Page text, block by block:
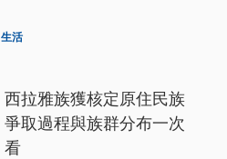
生活
西拉雅族獲核定原住民族
爭取過程與族群分布一次
看